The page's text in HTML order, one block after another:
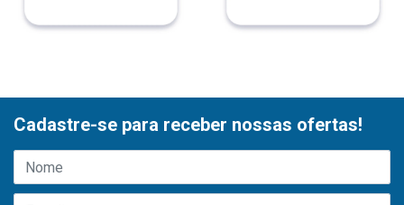
Cadastre-se para receber nossas ofertas!